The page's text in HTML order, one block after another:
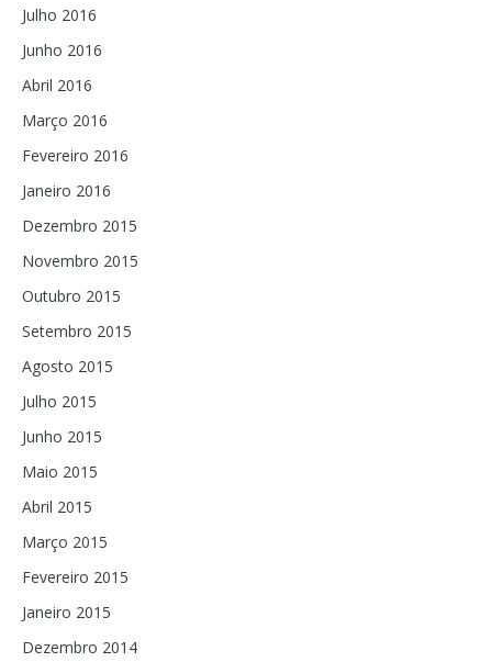
Julho 2016
Junho 2016
Abril 2016
Março 2016
Fevereiro 2016
Janeiro 2016
Dezembro 2015
Novembro 2015
Outubro 2015
Setembro 2015
Agosto 2015
Julho 2015
Junho 2015
Maio 2015
Abril 2015
Março 2015
Fevereiro 2015
Janeiro 2015
Dezembro 2014